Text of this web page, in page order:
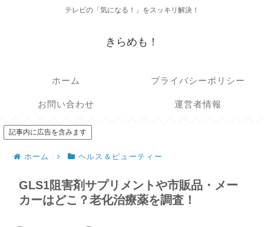
テレビの「気になる！」をスッキリ解決！
きらめも！
ホーム プライバシーポリシー
お問い合わせ 運営者情報
記事内に広告を含みます
ホーム ヘルス＆ビューティー
GLS1阻害剤サプリメントや市販品・メー
カーはどこ？老化治療薬を調査！